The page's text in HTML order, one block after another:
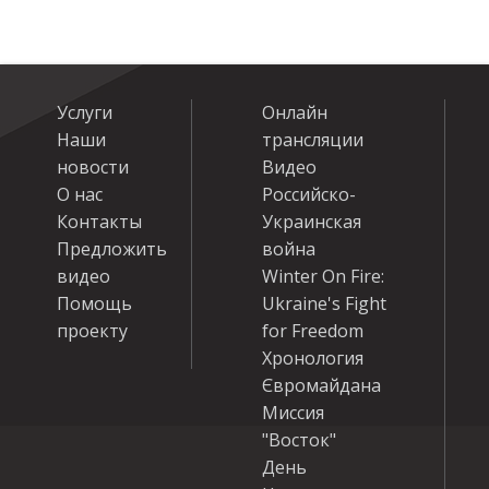
Услуги
Наши
новости
О нас
Контакты
Предложить
видео
Помощь
проекту
Онлайн
трансляции
Видео
Российско-
Украинская
война
Winter On Fire:
Ukraine's Fight
for Freedom
Хронология
Євромайдана
Миссия
"Восток"
День